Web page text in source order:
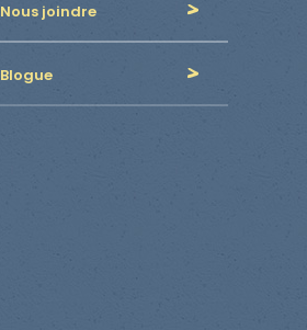
Nous joindre
Blogue